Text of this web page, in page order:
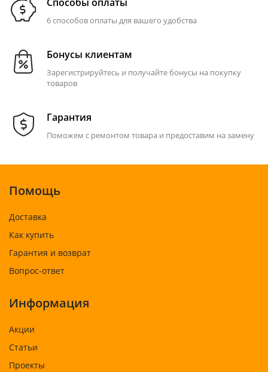
6 способов оплаты для вашего удобства
Бонусы клиентам
Зарегистрируйтесь и получайте бонусы на покупку
товаров
Гарантия
Поможем с ремонтом товара и предоставим на замену
Помощь
Доставка
Как купить
Гарантия и возврат
Вопрос-ответ
Информация
Акции
Статьи
Проекты